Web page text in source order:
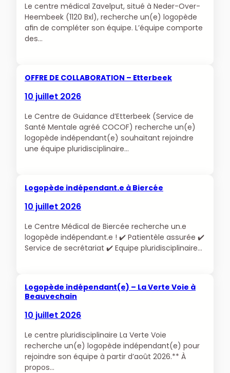
Le centre médical Zavelput, situé à Neder-Over-
Heembeek (1120 Bxl), recherche un(e) logopède
afin de compléter son équipe. L’équipe comporte
des…
OFFRE DE COLLABORATION – Etterbeek
10 juillet 2026
Le Centre de Guidance d’Etterbeek (Service de
Santé Mentale agréé COCOF) recherche un(e)
logopède indépendant(e) souhaitant rejoindre
une équipe pluridisciplinaire…
Logopède indépendant.e à Biercée
10 juillet 2026
Le Centre Médical de Biercée recherche un.e
logopède indépendant.e ! ✔️ Patientèle assurée ✔️
Service de secrétariat ✔️ Equipe pluridisciplinaire…
Logopède indépendant(e) – La Verte Voie à
Beauvechain
10 juillet 2026
Le centre pluridisciplinaire La Verte Voie
recherche un(e) logopède indépendant(e) pour
rejoindre son équipe à partir d’août 2026.** À
propos…